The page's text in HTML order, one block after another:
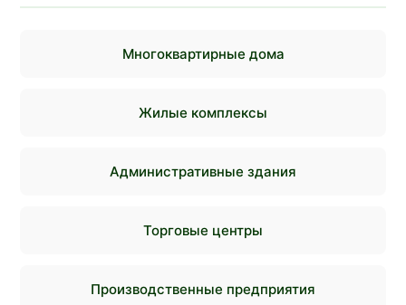
Многоквартирные дома
Жилые комплексы
Административные здания
Торговые центры
Производственные предприятия